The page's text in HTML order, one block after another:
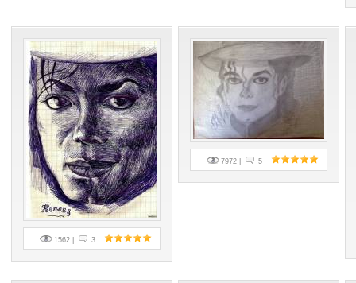
1562 | 3
7972 | 5